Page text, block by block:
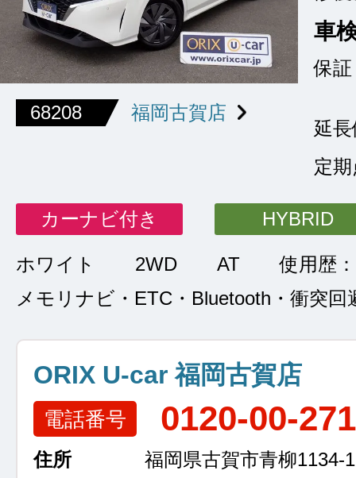
68208 福岡古賀店
車
保証
延
定
カーナビ付き HYBRID
ホワイト 2WD AT
使用歴
メモリナビ・ETC・Bluetooth・衝突回
ORIX U-car 福岡古賀店
電話番号 0120-00-
住所
福岡県古賀市青柳1134-1